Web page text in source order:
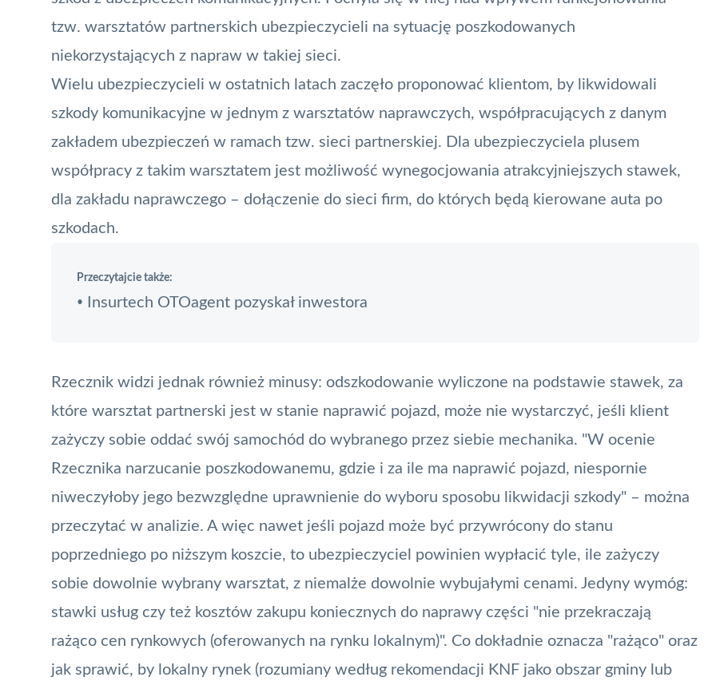
tzw. warsztatów partnerskich ubezpieczycieli na sytuację poszkodowanych
niekorzystających z napraw w takiej sieci.
Wielu ubezpieczycieli w ostatnich latach zaczęło proponować klientom, by likwidowali
szkody komunikacyjne w jednym z warsztatów naprawczych, współpracujących z danym
zakładem ubezpieczeń w ramach tzw. sieci partnerskiej. Dla ubezpieczyciela plusem
współpracy z takim warsztatem jest możliwość wynegocjowania atrakcyjniejszych stawek,
dla zakładu naprawczego – dołączenie do sieci firm, do których będą kierowane auta po
szkodach.
Przeczytajcie także:
• Insurtech OTOagent pozyskał inwestora
Rzecznik widzi jednak również minusy: odszkodowanie wyliczone na podstawie stawek, za
które warsztat partnerski jest w stanie naprawić pojazd, może nie wystarczyć, jeśli klient
zażyczy sobie oddać swój samochód do wybranego przez siebie mechanika. "W ocenie
Rzecznika narzucanie poszkodowanemu, gdzie i za ile ma naprawić pojazd, niespornie
niweczyłoby jego bezwzględne uprawnienie do wyboru sposobu likwidacji szkody" – można
przeczytać w analizie. A więc nawet jeśli pojazd może być przywrócony do stanu
poprzedniego po niższym koszcie, to ubezpieczyciel powinien wypłacić tyle, ile zażyczy
sobie dowolnie wybrany warsztat, z niemalże dowolnie wybujałymi cenami. Jedyny wymóg:
stawki usług czy też kosztów zakupu koniecznych do naprawy części "nie przekraczają
rażąco cen rynkowych (oferowanych na rynku lokalnym)". Co dokładnie oznacza "rażąco" oraz
jak sprawić, by lokalny rynek (rozumiany według rekomendacji KNF jako obszar gminy lub